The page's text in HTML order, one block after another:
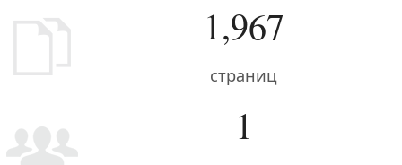
1,967
страниц
1